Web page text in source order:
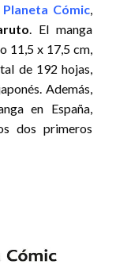
Planeta Cómic,
. El manga
11,5 x 17,5 cm,
de 192 hojas,
Además,
en España,
dos primeros